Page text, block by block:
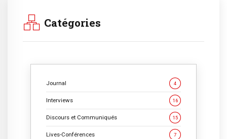
Catégories
Journal 4
Interviews 16
Discours et Communiqués 15
Lives-Conférences 7